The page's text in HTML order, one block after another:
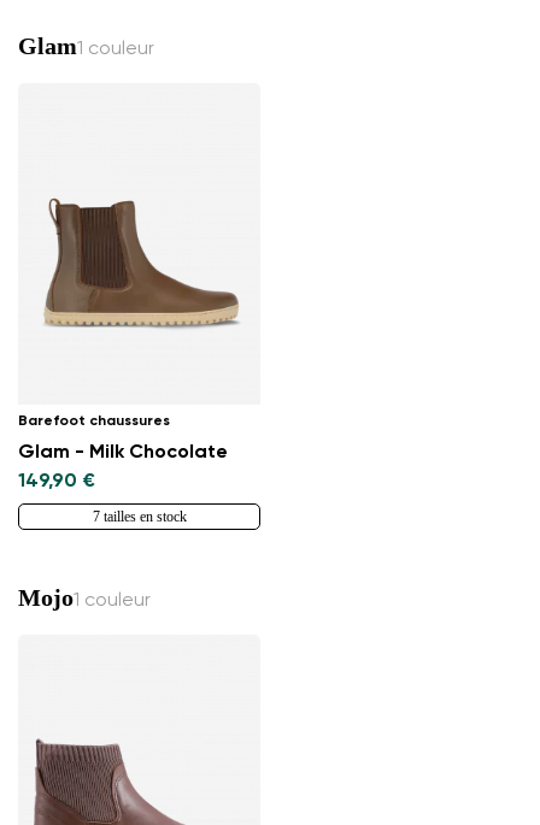
Glam1 couleur
Barefoot chaussures
Glam - Milk Chocolate
149,90 €
7 tailles en stock
Mojo1 couleur